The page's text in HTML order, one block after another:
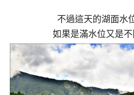
不過這天的湖面水
如果是滿水位又是